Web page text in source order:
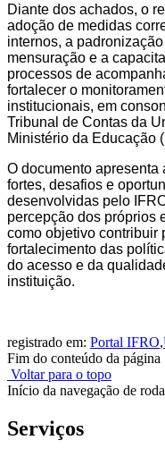
Diante dos achados, o
adoção de medidas
internos, a
mensuração e a
processos de
fortalecer o
institucionais, em
Tribunal de Contas da
Ministério da Educação
O documento
fortes, desafios e
desenvolvidas pelo
percepção dos próprios
como objetivo contribuir
fortalecimento das
do acesso e da
instituição.
registrado em: Portal IFRO,
Fim do conteúdo da página
Voltar para o topo
Início da navegação de
Serviços